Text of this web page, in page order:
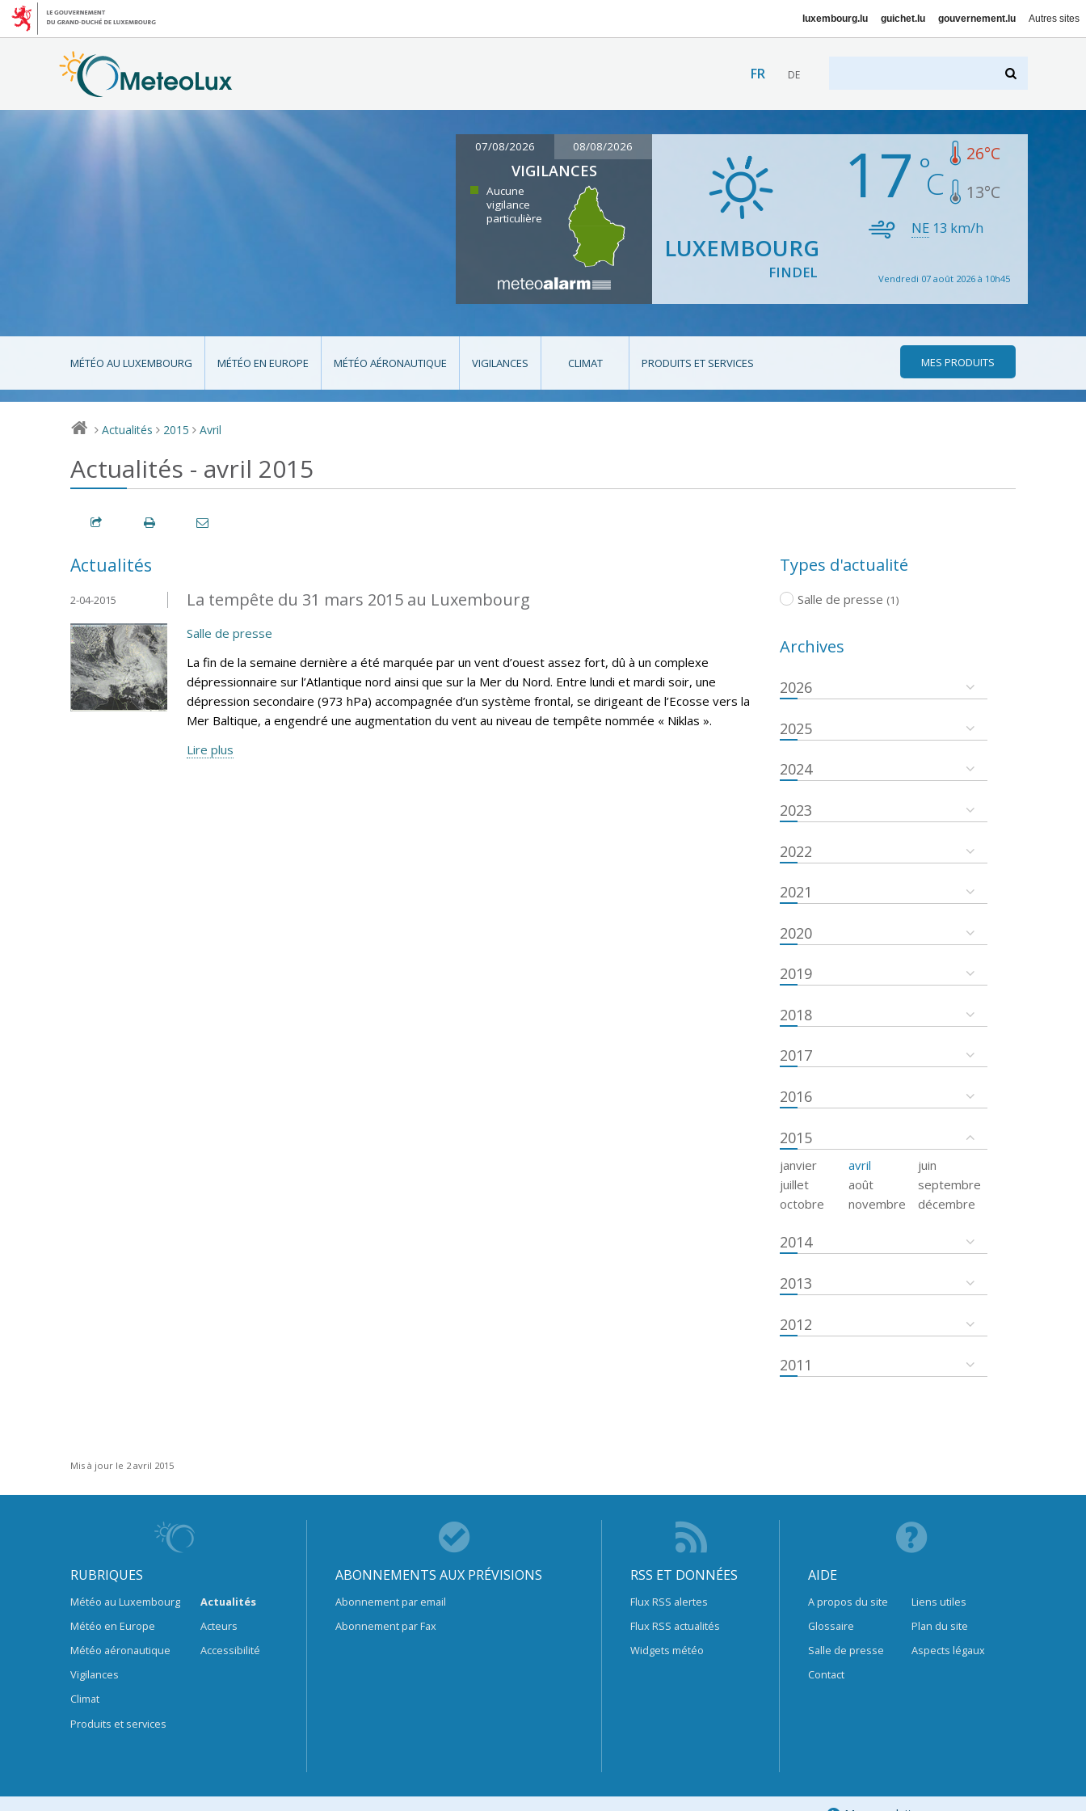
luxembourg.lu guichet.lu gouvernement.lu Autres sites
FR DE
07/08/2026 08/08/2026
VIGILANCES
Aucune
vigilance
particulière
LUXEMBOURG
FINDEL
17 26°C
13°C
NE 13 km/h
Vendredi 07 août 2026 à 10h45
MÉTÉO AU LUXEMBOURG MÉTÉO EN EUROPE MÉTÉO AÉRONAUTIQUE VIGILANCES CLIMAT PRODUITS ET SERVICES MES PRODUITS
> Actualités > 2015 > Avril
Actualités - avril 2015
Actualités
La tempête du 31 mars 2015 au Luxembourg
2-04-2015
Salle de presse
La fin de la semaine dernière a été marquée par un vent d’ouest assez fort, dû à un complexe
dépressionnaire sur l’Atlantique nord ainsi que sur la Mer du Nord. Entre lundi et mardi soir, une
dépression secondaire (973 hPa) accompagnée d’un système frontal, se dirigeant de l’Ecosse vers la
Mer Baltique, a engendré une augmentation du vent au niveau de tempête nommée « Niklas ».
Lire plus
Types d'actualité
Salle de presse (1)
Archives
2026
2025
2024
2023
2022
2021
2020
2019
2018
2017
2016
2015
janvier avril
juin
juillet
août
septembre
octobre
novembre décembre
2014
2013
2012
2011
Mis à jour le 2 avril 2015
RUBRIQUES
Météo au Luxembourg
Météo en Europe
Météo aéronautique
Vigilances
Climat
Produits et services
Actualités
Acteurs
Accessibilité
ABONNEMENTS AUX PRÉVISIONS
Abonnement par email
Abonnement par Fax
RSS ET DONNÉES
Flux RSS alertes
Flux RSS actualités
Widgets météo
AIDE
A propos du site
Glossaire
Salle de presse
Contact
Liens utiles
Plan du site
Aspects légaux